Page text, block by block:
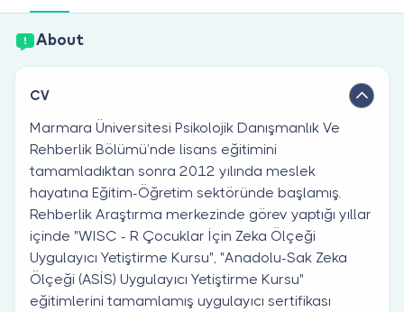
About
CV
Marmara Üniversitesi Psikolojik Danışmanlık Ve
Rehberlik Bölümü’nde lisans eğitimini
tamamladıktan sonra 2012 yılında meslek
hayatına Eğitim-Öğretim sektöründe başlamış.
Rehberlik Araştırma merkezinde görev yaptığı yıllar
içinde "WISC - R Çocuklar İçin Zeka Ölçeği
Uygulayıcı Yetiştirme Kursu", "Anadolu-Sak Zeka
Ölçeği (ASİS) Uygulayıcı Yetiştirme Kursu"
eğitimlerini tamamlamış uygulayıcı sertifikası